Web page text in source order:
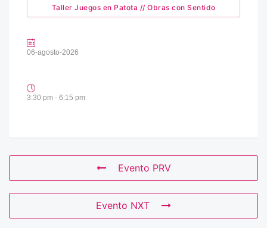
Taller Juegos en Patota // Obras con Sentido
06-agosto-2026
3:30 pm - 6:15 pm
Evento PRV
Evento NXT